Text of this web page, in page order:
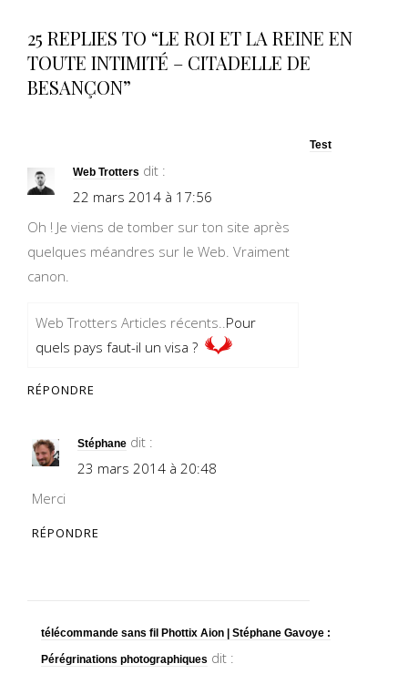
25 REPLIES TO “LE ROI ET LA REINE EN
TOUTE INTIMITÉ – CITADELLE DE
BESANÇON”
Web Trotters dit :
22 mars 2014 à 17:56
Oh ! Je viens de tomber sur ton site après
quelques méandres sur le Web. Vraiment
canon.
Web Trotters Articles récents..Pour
quels pays faut-il un visa ?
RÉPONDRE
Stéphane dit :
23 mars 2014 à 20:48
Merci
RÉPONDRE
Test
télécommande sans fil Phottix Aion | Stéphane Gavoye :
Pérégrinations photographiques dit :